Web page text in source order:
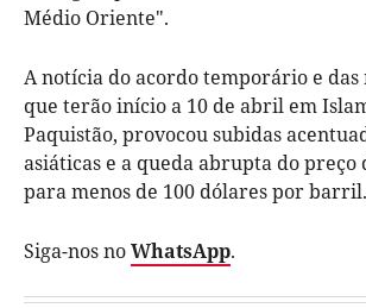
Médio Oriente".
A notícia do acordo temporário e das
que terão início a 10 de abril em
Paquistão, provocou subidas
asiáticas e a queda abrupta do preço
para menos de 100 dólares por barril.
Siga-nos noWhatsApp.